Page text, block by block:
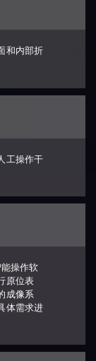
和内部折
工操作干
操作软
原位表
成像系
体需求进